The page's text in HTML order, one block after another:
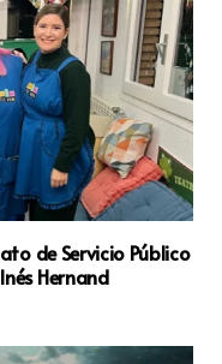
de Servicio Público
Hernand